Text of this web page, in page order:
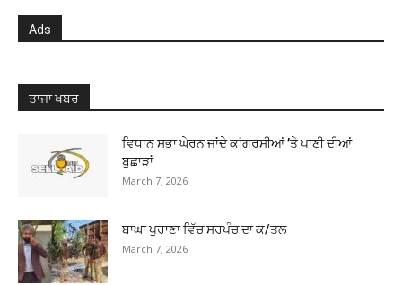
Ads
ਤਾਜਾ ਖਬਰ
ਵਿਧਾਨ ਸਭਾ ਘੇਰਨ ਜਾਂਦੇ ਕਾਂਗਰਸੀਆਂ ’ਤੇ ਪਾਣੀ ਦੀਆਂ
ਬੁਛਾੜਾਂ
March 7, 2026
ਬਾਘਾ ਪੁਰਾਣਾ ਵਿੱਚ ਸਰਪੰਚ ਦਾ ਕ/ਤਲ
March 7, 2026